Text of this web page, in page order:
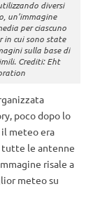
diversi
un’immagine
per ciascuno
in cui sono state
sulla base di
Crediti: Eht
poco dopo lo
meteo era
tutte le antenne
risale a
meteo su